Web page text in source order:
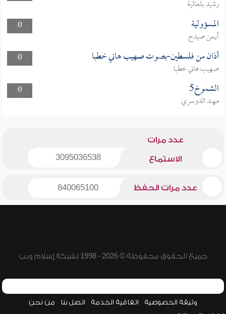
رشيد بلعالية
0
المسؤولية
أيمن صيدح
0
أذان من فلسطين-بصوت صهيب هاني خطبا
صهيب هاني خطبا
0
الشموخ5
مهند الدوسري
عدد مرات
الاستماع 3095036538
عدد مرات الحفظ 840065100
جميع الحقوق محفوظة © 2026 - 1998 لشبكة إسلام ويب
وثيقة الخصوصية اتفاقية الخدمة اتصل بنا من نحن